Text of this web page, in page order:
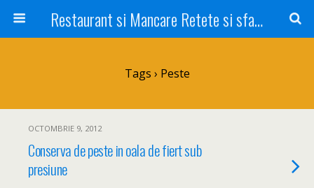
Restaurant si Mancare Retete si sfaturi Picant bun si rapid
Tags › Peste
OCTOMBRIE 9, 2012
Conserva de peste in oala de fiert sub
presiune